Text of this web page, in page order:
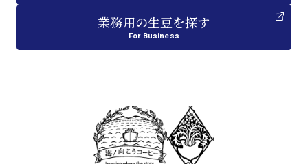
業務用の生豆を探す
For Business